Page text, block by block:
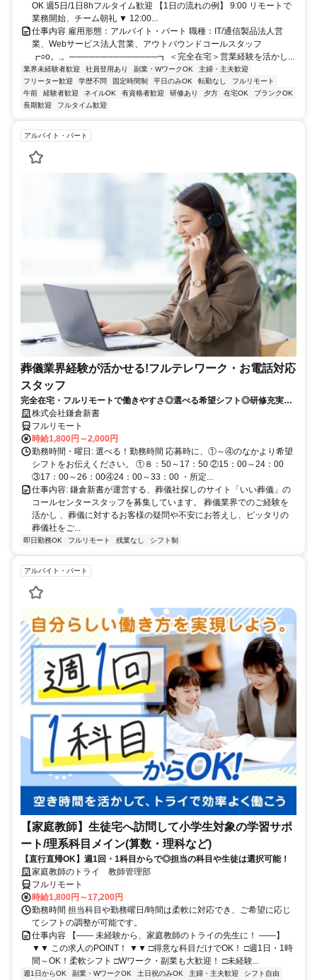
OK 週5日/1日8hフルタイム歓迎 【1日の流れの例】 9:00 リモートで
業務開始、チーム朝礼 ▼ 12:00...
仕事内容 雇用形態：アルバイト・パート 職種：IT/通信製品法人営
業、Webサービス法人営業、アウトバウンドコールスタッフ
┏○o。.。──────────────┓ ＜完全在宅＞営業経験を活かし...
業界未経験者歓迎 社員登用あり 副業・WワークOK
主婦・主夫歓迎
フリーター歓迎
学歴不問 固定時間制 平日のみOK 転勤なし
フルリモート
午前
経験者歓迎 ネイルOK 有資格者歓迎 研修あり 夕方 在宅OK
ブランクOK
長期歓迎
フルタイム歓迎
アルバイト・パート
葬儀業界経験が活かせる!フルテレワーク・お電話対応
スタッフ
完全在宅・フルリモートで働きやすさ◎選べる希望シフト◎研修充実だ
から未経験でも安心！平日休みありの完全週休2日制で充実のワークラ
イフバランス！
株式会社鎌倉新書
フルリモート
時給1,800円～2,000円
勤務時間・曜日: 選べる！勤務時間 応募時に、①～④のなかより希望
シフトをお伝えください。 ①８：50～17：50 ②15：00～24：00
③17：00～26：00④24：00～33：00 ・所定...
仕事内容: 鎌倉新書が運営する、葬儀社探しのサイト「いい葬儀」の
コールセンタースタッフを募集しています。 葬儀業界でのご経験を
活かし 、葬儀に対するお客様の疑問や不安にお答えし、ピッタリの
葬儀社をご...
即日勤務OK フルリモート 残業なし シフト制
アルバイト・パート
【家庭教師】生徒宅へ訪問して小学生対象の学習サポ
ート/理系科目メイン(算数・理科など)
【直行直帰OK】週1回・1科目からで◎担当の科目や生徒は選択可能！
家庭教師のトライ 教師管理部
フルリモート
時給1,800円～17,200円
勤務時間 担当科目や勤務曜日/時間は柔軟に対応でき、ご希望に応じ
てシフトの調整が可能です。
仕事内容 【―― 未経験から、家庭教師のトライの先生に！ ――】
▼▼ この求人のPOINT！ ▼▼ □得意な科目だけでOK！ □週1日・1時
間～OK！柔軟シフト □Wワーク・副業も大歓迎！ □未経験...
週1日からOK 副業・WワークOK 土日祝のみOK 主婦・主夫歓迎
シフト自由